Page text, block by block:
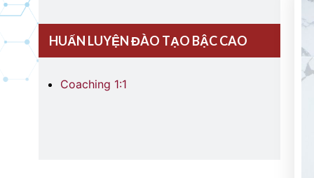
HUẤN LUYỆN ĐÀO TẠO BẬC CAO
Coaching 1:1